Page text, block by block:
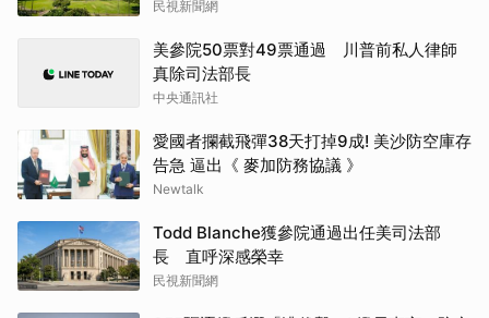
民視新聞網
美參院50票對49票通過 川普前私人律師
真除司法部長
中央通訊社
愛國者攔截飛彈38天打掉9成! 美沙防空庫存
告急 逼出《 麥加防務協議 》
Newtalk
Todd Blanche獲參院通過出任美司法部
長 直呼深感榮幸
民視新聞網